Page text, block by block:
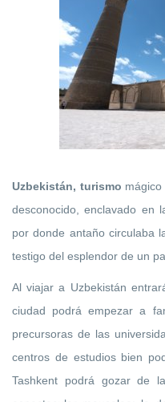
Uzbekistán, turismo
desconocido, enclavado en
por donde antaño circulaba
testigo del esplendor de un
Al viajar a Uzbekistán
ciudad podrá empezar a
precursoras de las
centros de estudios bien
Tashkent podrá gozar de